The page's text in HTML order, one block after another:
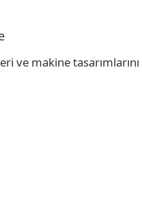
ve makine tasarımlarını